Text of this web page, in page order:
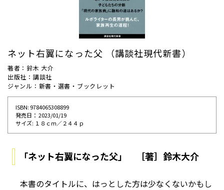
ネット右翼になった父 （講談社現代新書）
著者：鈴木 大介
出版社：講談社
ジャンル：新書・選書・ブックレット
ISBN: 9784065308899
発売⽇： 2023/01/19
サイズ: １８ｃｍ／２４４ｐ
「ネット右翼になった父」 ［著］鈴木大介
本書のタイトルに、はっとした方は少なくないかもし